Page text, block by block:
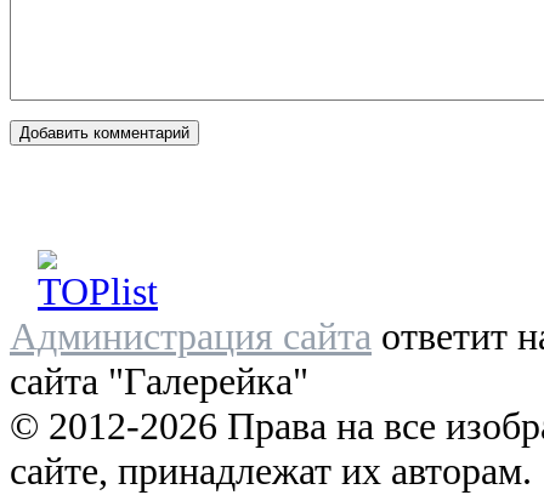
Администрация сайта ответит
сайта "Галерейка"
© 2012-2026 Права на все
сайте, принадлежат их авторам.